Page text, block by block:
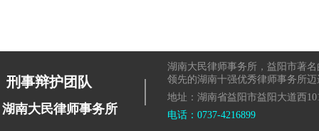
刑事辩护团队
湖南大民律师事务所
|
湖南大民律师事务所，益阳市著
领先的湖南十强优秀律师事务所迈
地址：湖南省益阳市益阳大道西
电话：0737-4216899